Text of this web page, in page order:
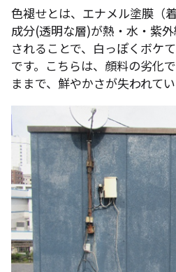
色褪せとは、エナメル塗膜（
成分(透明な層)が熱・水・紫
されることで、白っぽくボケ
です。こちらは、顔料の劣化
ままで、鮮やかさが失われてい